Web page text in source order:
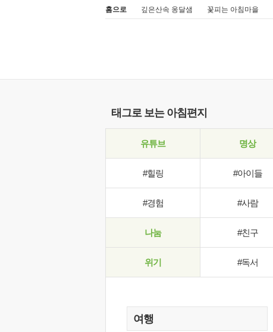
홈으로 깊은산속 옹달샘 꽃피는 아침마을
태그로 보는 아침편지
유튜브 명상
#힐링 #아이들
#경험 #사람
나눔 #친구
위기 #독서